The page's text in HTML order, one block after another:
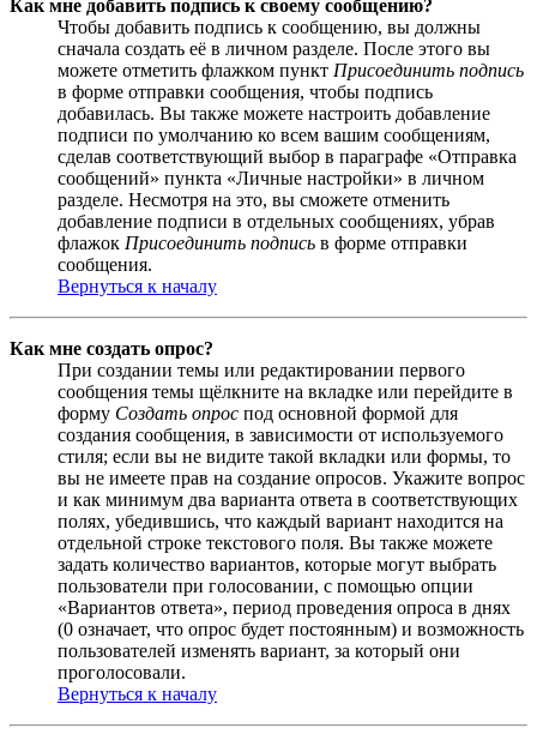
Как мне добавить подпись к своему сообщению?
Чтобы добавить подпись к сообщению, вы должны
сначала создать её в личном разделе. После этого вы
можете отметить флажком пункт Присоединить подпись
в форме отправки сообщения, чтобы подпись
добавилась. Вы также можете настроить добавление
подписи по умолчанию ко всем вашим сообщениям,
сделав соответствующий выбор в параграфе «Отправка
сообщений» пункта «Личные настройки» в личном
разделе. Несмотря на это, вы сможете отменить
добавление подписи в отдельных сообщениях, убрав
флажок Присоединить подпись в форме отправки
сообщения.
Вернуться к началу
Как мне создать опрос?
При создании темы или редактировании первого
сообщения темы щёлкните на вкладке или перейдите в
форму Создать опрос под основной формой для
создания сообщения, в зависимости от используемого
стиля; если вы не видите такой вкладки или формы, то
вы не имеете прав на создание опросов. Укажите вопрос
и как минимум два варианта ответа в соответствующих
полях, убедившись, что каждый вариант находится на
отдельной строке текстового поля. Вы также можете
задать количество вариантов, которые могут выбрать
пользователи при голосовании, с помощью опции
«Вариантов ответа», период проведения опроса в днях
(0 означает, что опрос будет постоянным) и возможность
пользователей изменять вариант, за который они
проголосовали.
Вернуться к началу